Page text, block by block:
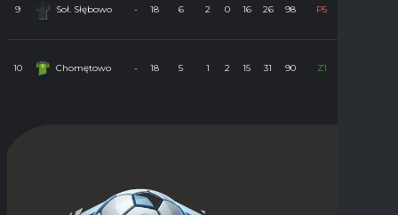
9 Soł. Słębowo - 18 6 2 0 16 26 98 P5
10 Chomętowo - 18 5 1 2 15 31 90 Z1